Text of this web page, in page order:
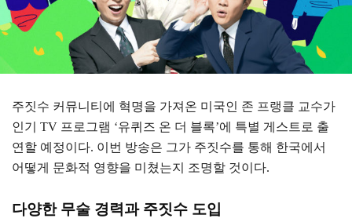
주짓수 커뮤니티에 혁명을 가져온 미국인 존 프랭클 교수가
인기 TV 프로그램 ‘유퀴즈 온 더 블록’에 특별 게스트로 출
연할 예정이다. 이번 방송은 그가 주짓수를 통해 한국에서
어떻게 문화적 영향을 미쳤는지 조명할 것이다.
다양한 무술 경력과 주짓수 도입